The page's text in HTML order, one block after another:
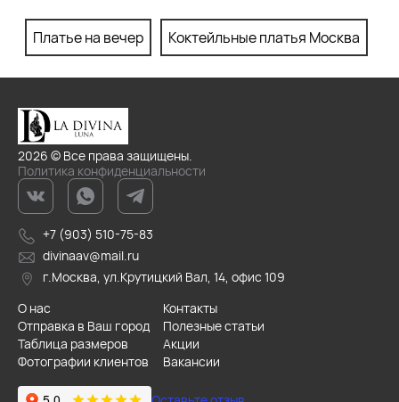
Платье на вечер Коктейльные платья Москва
2026 © Все права защищены.
Политика конфиденциальности
+7 (903) 510-75-83
divinaav@mail.ru
г.Москва, ул.Крутицкий Вал, 14, офис 109
О нас
Контакты
Отправка в Ваш город
Полезные статьи
Таблица размеров
Акции
Фотографии клиентов
Вакансии